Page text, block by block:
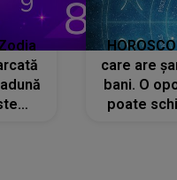
care are
bani. O
poate